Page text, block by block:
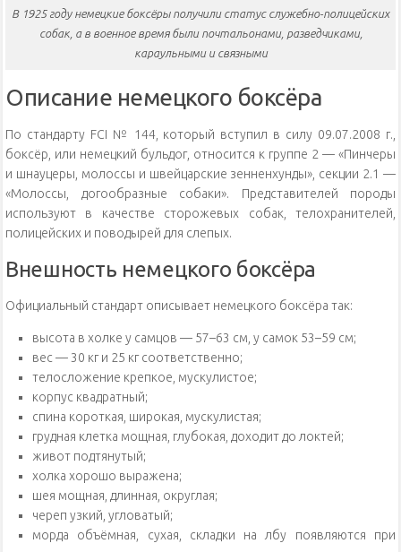
В 1925 году немецкие боксёры получили статус служебно-полицейских
собак, а в военное время были почтальонами, разведчиками,
караульными и связными
Описание немецкого боксёра
По стандарту FCI № 144, который вступил в силу 09.07.2008 г.,
боксёр, или немецкий бульдог, относится к группе 2 — «Пинчеры
и шнауцеры, молоссы и швейцарские зенненхунды», секции 2.1 —
«Молоссы, догообразные собаки». Представителей породы
используют в качестве сторожевых собак, телохранителей,
полицейских и поводырей для слепых.
Внешность немецкого боксёра
Официальный стандарт описывает немецкого боксёра так:
высота в холке у самцов — 57–63 см, у самок 53–59 см;
вес — 30 кг и 25 кг соответственно;
телосложение крепкое, мускулистое;
корпус квадратный;
спина короткая, широкая, мускулистая;
грудная клетка мощная, глубокая, доходит до локтей;
живот подтянутый;
холка хорошо выражена;
шея мощная, длинная, округлая;
череп узкий, угловатый;
морда объёмная, сухая, складки на лбу появляются при